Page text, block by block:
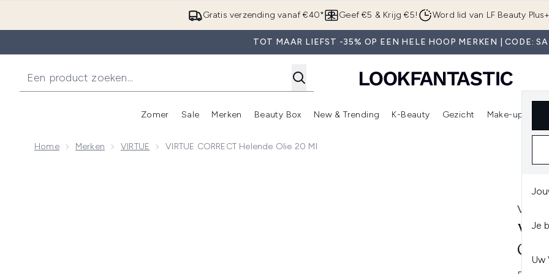
Overslaan naar de hoofdinhoud
Gratis verzending vanaf €40* Geef €5 & Krijg €5! Word lid van LF Beauty Plus+
TOT MAAR LIEFST -35% OP EEN HELE HOOP MERKEN | CODE:
Je
Uw
Zomer
Enter submenu (Zomer)
Sale
Enter submenu (Sale)
Merken
Enter submenu (Merken)
Beauty Box
Enter submenu (Beauty Box)
New & Trending
Enter submenu (New & Trending)
K-Beauty
Enter submenu (K-Beauty)
Gezicht Make-up
Home Merken VIRTUE VIRTUE CORRECT Helende Olie 20 Ml